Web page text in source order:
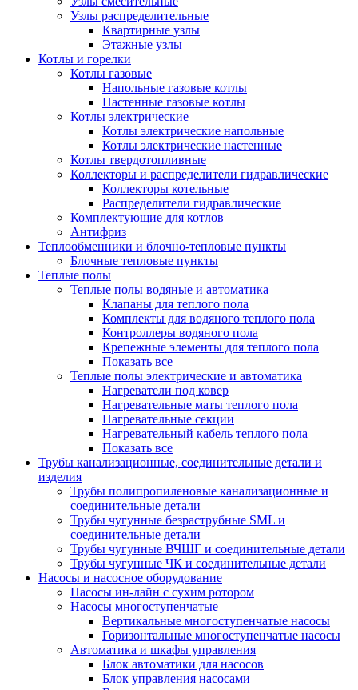
Узлы распределительные
Квартирные узлы
Этажные узлы
Котлы и горелки
Котлы газовые
Напольные газовые котлы
Настенные газовые котлы
Котлы электрические
Котлы электрические напольные
Котлы электрические настенные
Котлы твердотопливные
Коллекторы и распределители гидравлические
Коллекторы котельные
Распределители гидравлические
Комплектующие для котлов
Антифриз
Теплообменники и блочно-тепловые пункты
Блочные тепловые пункты
Теплые полы
Теплые полы водяные и автоматика
Клапаны для теплого пола
Комплекты для водяного теплого пола
Контроллеры водяного пола
Крепежные элементы для теплого пола
Показать все
Теплые полы электрические и автоматика
Нагреватели под ковер
Нагревательные маты теплого пола
Нагревательные секции
Нагревательный кабель теплого пола
Показать все
Трубы канализационные, соединительные детали и
изделия
Трубы полипропиленовые канализационные и
соединительные детали
Трубы чугунные безраструбные SML и
соединительные детали
Трубы чугунные ВЧШГ и соединительные детали
Трубы чугунные ЧК и соединительные детали
Насосы и насосное оборудование
Насосы ин-лайн с сухим ротором
Насосы многоступенчатые
Вертикальные многоступенчатые насосы
Горизонтальные многоступенчатые насосы
Автоматика и шкафы управления
Блок автоматики для насосов
Блок управления насосами